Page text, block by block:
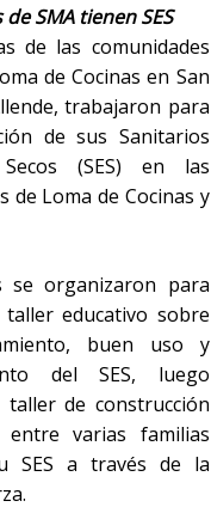
SMA tienen SES
de las comunidades
de Cocinas en San
trabajaron para
de sus Sanitarios
Secos (SES) en las
de Loma de Cocinas y
se organizaron para
educativo sobre
buen uso y
del SES, luego
de construcción
varias familias
SES a través de la